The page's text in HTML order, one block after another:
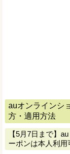
auオンラインシ
方・適用方法
【5月7日まで】
ーポンは本人利用